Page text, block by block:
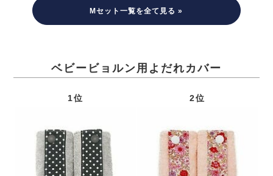
Mセット一覧を全て見る »
ベビービョルン用よだれカバー
1位 2位